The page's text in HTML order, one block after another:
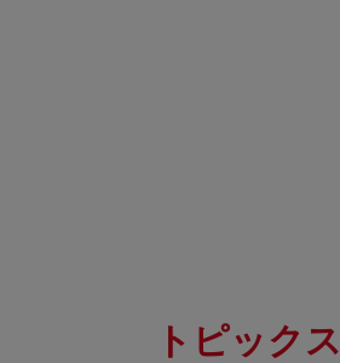
トピックス